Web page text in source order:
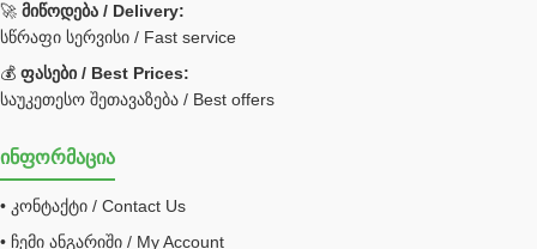
🚀 მიწოდება / Delivery:
სწრაფი სერვისი / Fast service
💰 ფასები / Best Prices:
საუკეთესო შეთავაზება / Best offers
ინფორმაცია
• კონტაქტი / Contact Us
• ჩემი ანგარიში / My Account